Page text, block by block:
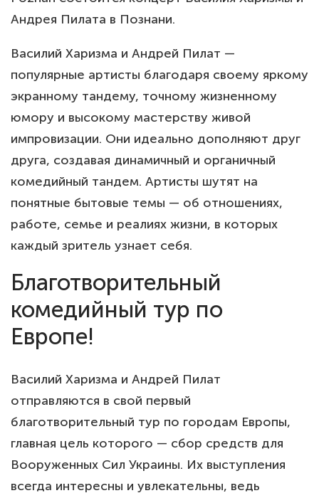
Андрея Пилата в Познани.
Василий Харизма и Андрей Пилат —
популярные артисты благодаря своему яркому
экранному тандему, точному жизненному
юмору и высокому мастерству живой
импровизации. Они идеально дополняют друг
друга, создавая динамичный и органичный
комедийный тандем. Артисты шутят на
понятные бытовые темы — об отношениях,
работе, семье и реалиях жизни, в которых
каждый зритель узнает себя.
Благотворительный
комедийный тур по
Европе!
Василий Харизма и Андрей Пилат
отправляются в свой первый
благотворительный тур по городам Европы,
главная цель которого — сбор средств для
Вооруженных Сил Украины. Их выступления
всегда интересны и увлекательны, ведь